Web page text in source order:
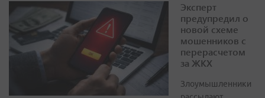
Эксперт
предупредил о
новой схеме
мошенников с
перерасчетом
за ЖКХ
Злоумышленники